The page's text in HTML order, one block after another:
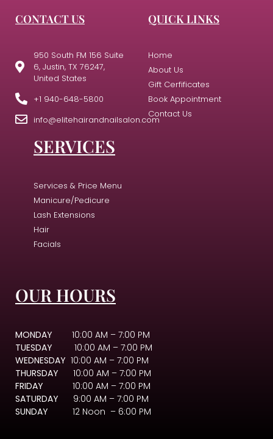
CONTACT US
950 South FM 156 Suite
6, Justin, TX 76247,
United States
+1 940-648-5800
info@elitehairandnailsalon.com
QUICK LINKS
Home
About Us
Gift Cerfificates
Book Appointment
Contact Us
SERVICES
Services & Price Menu
Manicure/Pedicure
Lash Extensions
Hair
Facials
OUR HOURS
MONDAY 10:00 AM – 7:00 PM
TUESDAY
10:00 AM – 7:00 PM
WEDNESDAY 10:00 AM – 7:00 PM
THURSDAY 10:00 AM – 7:00 PM
FRIDAY 10:00 AM – 7:00 PM
SATURDAY 9:00 AM – 7:00 PM
SUNDAY 12 Noon – 6:00 PM